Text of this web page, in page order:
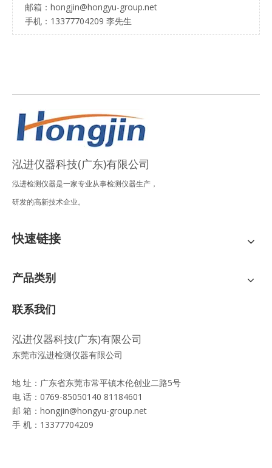
邮箱：hongjin@hongyu-group.net
手机：13377704209 李先生
泓进仪器科技(广东)有限公司
泓进检测仪器是一家专业从事检测仪器生产，
研发的高新技术企业。
快速链接
产品类别
联系我们
泓进仪器科技(广东)有限公司
东莞市泓进检测仪器有限公司
地 址：广东省东莞市常平镇木伦创业二路5号
电 话：0769-85050140 81184601
邮 箱： hongjin@hongyu-group.net
手 机：13377704209